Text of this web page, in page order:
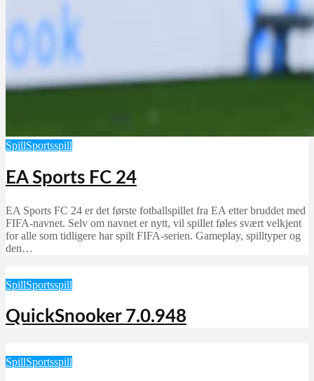
Martin Jørgensen
september 21, 2025
SpillSportsspill
EA Sports FC 24
EA Sports FC 24 er det første fotballspillet fra EA etter bruddet med
FIFA-navnet. Selv om navnet er nytt, vil spillet føles svært velkjent
for alle som tidligere har spilt FIFA-serien. Gameplay, spilltyper og
den…
SpillSportsspill
QuickSnooker 7.0.948
SpillSportsspill